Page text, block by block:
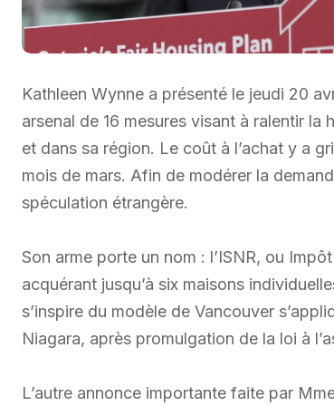
Kathleen Wynne a présenté le jeudi 20
arsenal de 16 mesures visant à ralentir
et dans sa région. Le coût à l’achat y a
mois de mars. Afin de modérer la
spéculation étrangère.
Son arme porte un nom : l’ISNR, ou
acquérant jusqu’à six maisons
s’inspire du modèle de Vancouver
Niagara, après promulgation de la loi à
L’autre annonce importante faite par